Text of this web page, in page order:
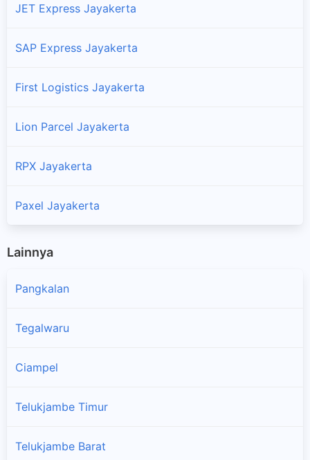
JET Express Jayakerta
SAP Express Jayakerta
First Logistics Jayakerta
Lion Parcel Jayakerta
RPX Jayakerta
Paxel Jayakerta
Lainnya
Pangkalan
Tegalwaru
Ciampel
Telukjambe Timur
Telukjambe Barat